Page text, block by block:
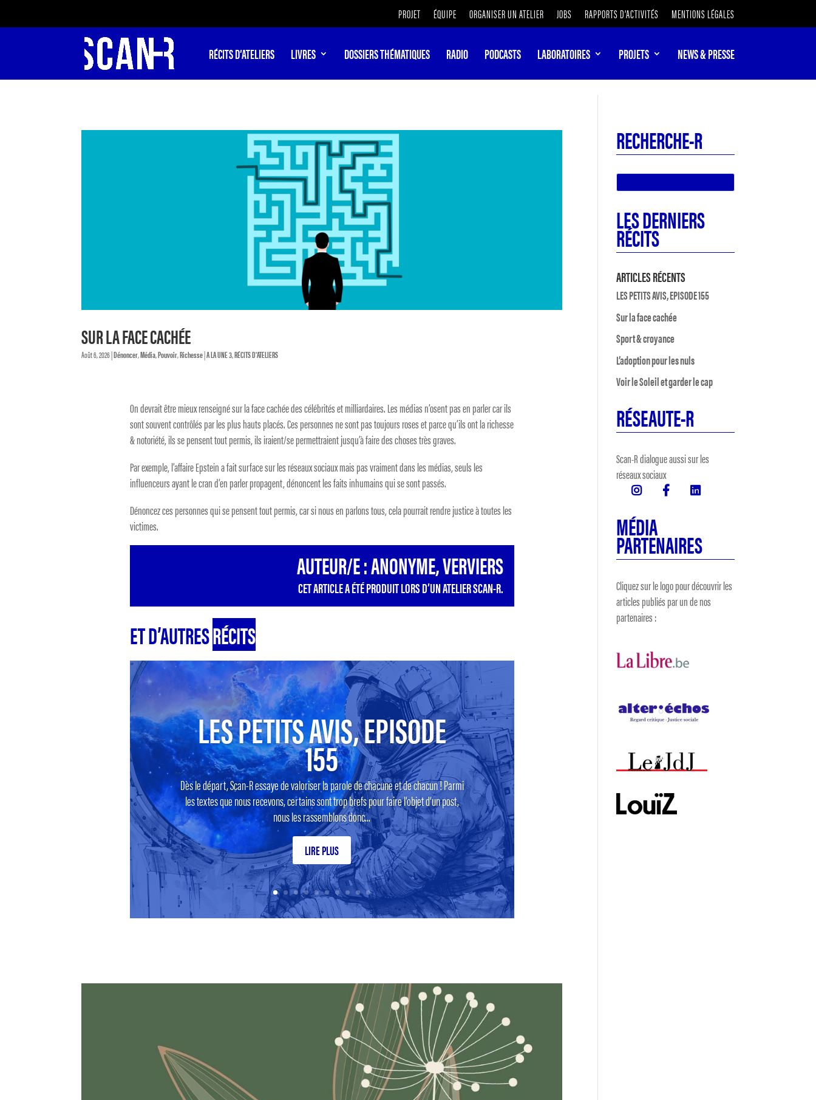
PROJET ÉQUIPE ORGANISER UN ATELIER JOBS RAPPORTS D’ACTIVITÉS MENTIONS LÉGALES
RÉCITS D’ATELIERS LIVRES DOSSIERS THÉMATIQUES RADIO PODCASTS LABORATOIRES PROJETS NEWS & PRESSE
SUR LA FACE CACHÉE
Août 6, 2026|Dénoncer,Média,Pouvoir,Richesse|A LA UNE 3,RÉCITS D'ATELIERS
On devrait être mieux renseigné sur la face cachée des célébrités et milliardaires. Les médias n’osent pas en parler car ils
sont souvent contrôlés par les plus hauts placés. Ces personnes ne sont pas toujours roses et parce qu’ils ont la richesse
& notoriété, ils se pensent tout permis, ils iraient/se permettraient jusqu’à faire des choses très graves.
Par exemple, l’affaire Epstein a fait surface sur les réseaux sociaux mais pas vraiment dans les médias, seuls les
influenceurs ayant le cran d’en parler propagent, dénoncent les faits inhumains qui se sont passés.
Dénoncez ces personnes qui se pensent tout permis, car si nous en parlons tous, cela pourrait rendre justice à toutes les
victimes.
AUTEUR/E : ANONYME, VERVIERS
CET ARTICLE A ÉTÉ PRODUIT LORS D’UN ATELIER SCAN-R.
ET D’AUTRESRÉCITS
LES PETITS AVIS, EPISODE
155
Dès le départ, Scan-R essaye de valoriser la parole de chacune et de chacun ! Parmi
les textes que nous recevons, certains sont trop brefs pour faire l’objet d’un post,
nous les rassemblons donc...
LIRE PLUS
RECHERCHE-R
LES DERNIERS
RÉCITS
ARTICLES RÉCENTS
LES PETITS AVIS, EPISODE 155
Sur la face cachée
Sport & croyance
L’adoption pour les nuls
Voir le Soleil et garder le cap
RÉSEAUTE-R
Scan-R dialogue aussi sur les
réseaux sociaux
MÉDIA
PARTENAIRES
Cliquez sur le logo pour découvrir les
articles publiés par un de nos
partenaires :